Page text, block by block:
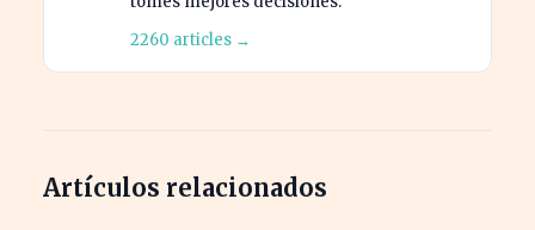
2260 articles →
Artículos relacionados